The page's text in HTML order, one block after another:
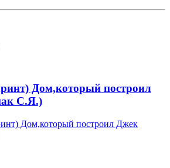
Дом,который построил
С.Я.)